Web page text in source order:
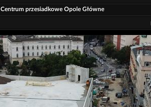
Centrum przesiadkowe Opole Główne